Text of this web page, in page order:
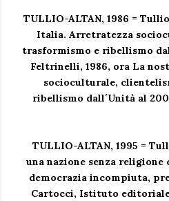
TULLIO-ALTAN, 1986 =
Italia. Arretratezza
trasformismo e ribellismo
Feltrinelli, 1986, ora La
socioculturale,
ribellismo dall´Unità al
TULLIO-ALTAN, 1995 =
una nazione senza
democrazia incompiuta,
Cartocci, Istituto